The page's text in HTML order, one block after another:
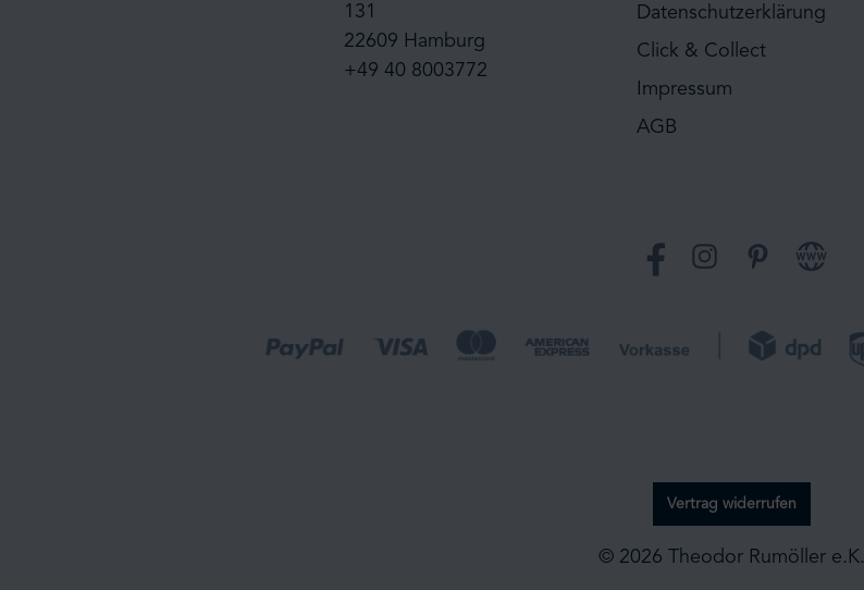
131
22609 Hamburg
+49 40 8003772
Datenschutzerklärung
Click & Collect
Impressum
AGB
FacebookInstagramPinterest Website
Vertrag widerrufen
© 2026 Theodor Rumöller e.K.